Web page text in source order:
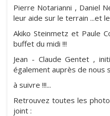
Pierre Notarianni , Daniel
leur aide sur le terrain ...et
Akiko Steinmetz et Paule
buffet du midi !!!
Jean - Claude Gentet ,
également auprès de nous
à suivre !!!...
Retrouvez toutes les
joint :